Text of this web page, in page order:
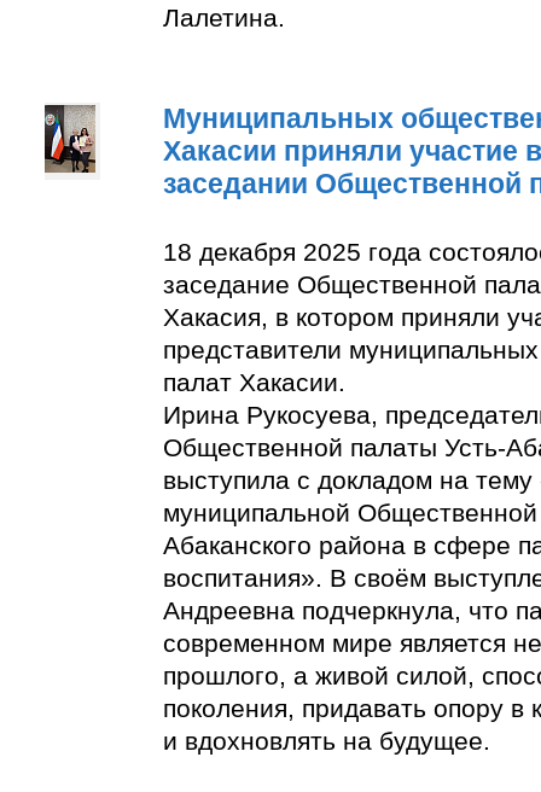
Лалетина.
Муниципальных
Хакасии приняли участие
заседании Общественной
18 декабря 2025 года
заседание Общественной
Хакасия, в котором приняли
представители
палат Хакасии.
Ирина Рукосуева,
Общественной палаты Усть-
выступила с докладом на
муниципальной
Абаканского района в сфере
воспитания». В своём
Андреевна подчеркнула, что
современном мире является
прошлого, а живой силой,
поколения, придавать опору в
и вдохновлять на будущее.